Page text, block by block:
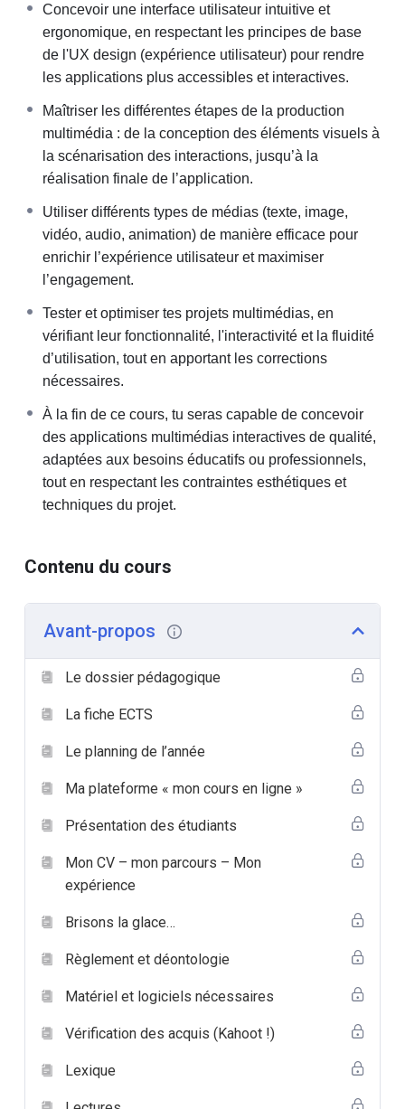
dans la réalisation.
Maîtrise des techniques de conception
interactive: Vous acquerrez des méthodes pour
créer et réaliser des applications multimédias
interactives en tenant compte des aspects
esthétiques, culturels, et techniques.
Plan du cours :
découvrirez les concepts de base de l’interactivité
et les outils à utiliser.
Cahier des charges: Nous verrons comment
dialoguer avec un client, analyser ses besoins, et
rédiger un cahier des charges complet pour un
projet multimédia.
Conception visuelle et scénarisation: Vous
apprendrez à structurer une application
ergonomiques et en scénarisant les interactions.
Réalisation pratique
: Vous utiliserez les outils
mentionnés pour créer votre propre application
multimédia interactive, en intégrant les différents
médias étudiés.
Compétences attendues à la fin du
cours :
tenant compte des contraintes esthétiques et
techniques.
Prendre des décisions autonomes dans le
Réaliser un produit multimédia interactif de
qualité, avec une interface utilisateur intuitive et
en cahier des charges adapté au multimédia
de construire le dialogue avec le client ;
d’argumenter pour orienter les choix du client vers
laboratoire
sur base de projets personnels et en tenant compte
des règles ergonomiques de base :
Concevoir une interface utilisateur intuitive et
ergonomique, en respectant les principes de base
de l'UX design (expérience utilisateur) pour rendre
les applications plus accessibles et interactives.
Maîtriser les différentes étapes de la production
multimédia : de la conception des éléments visuels à
la scénarisation des interactions, jusqu’à la
réalisation finale de l’application.
Utiliser différents types de médias (texte, image,
vidéo, audio, animation) de manière efficace pour
enrichir l’expérience utilisateur et maximiser
l’engagement.
Tester et optimiser tes projets multimédias, en
vérifiant leur fonctionnalité, l'interactivité et la fluidité
d’utilisation, tout en apportant les corrections
nécessaires.
À la fin de ce cours, tu seras capable de concevoir
des applications multimédias interactives de qualité,
adaptées aux besoins éducatifs ou professionnels,
tout en respectant les contraintes esthétiques et
techniques du projet.
Contenu du cours
Avant-propos
Le dossier pédagogique
La fiche ECTS
Le planning de l’année
Ma plateforme « mon cours en ligne »
Présentation des étudiants
Mon CV – mon parcours – Mon
expérience
Brisons la glace…
Règlement et déontologie
Matériel et logiciels nécessaires
Vérification des acquis (Kahoot !)
Lexique